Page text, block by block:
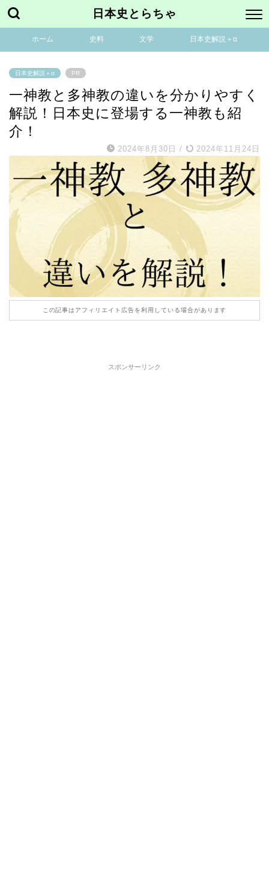
日本史とらちゃ
ホーム 史料 文学 日本史解説＋α
日本史解説＋α PR
一神教と多神教の違いを分かりやすく
解説！日本史に登場する一神教も紹
介！
2024年8月30日 / 2024年11月24日
この記事はアフィリエイト広告を利用している場合があります
スポンサーリンク